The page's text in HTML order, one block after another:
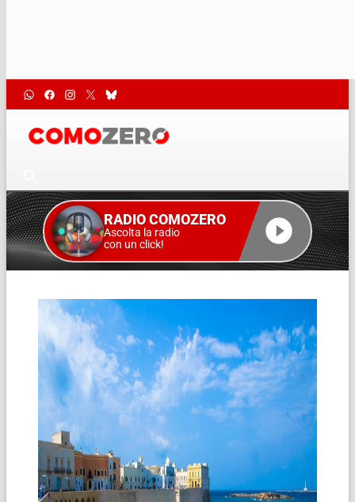
RADIO COMOZERO
Ascolta la radio
con un click!